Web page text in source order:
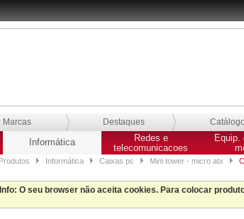
Marcas Destaques
Informática
Redes e
telecomunicacoes
Equip.
Produtos Informática Caixas pc Mini tower - micro atx
Info: O seu browser não aceita cookies. Para colocar